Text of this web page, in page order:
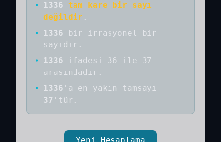
• 1336
tam kare bir sayı
değildir .
•
1336 bir
irrasyonel bir
sayıdır .
•
1336
ifadesi 36 ile 37
arasındadır.
•
1336 'a en yakın tamsayı
37 'tür.
Yeni Hesaplama